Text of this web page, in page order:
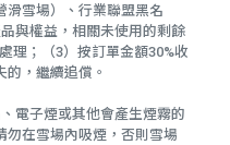
滑雪場）、行業聯盟黑名
與權益，相關未使用的剩餘
理；（3）按訂單金額30%收
，繼續追償。
電子煙或其他會產生煙霧的
勿在雪場內吸煙，否則雪場